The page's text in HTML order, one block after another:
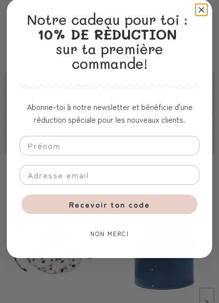
Livraison Rapide
Un emballage précieux
Description
Livraison
client corporel
Vous aimerez aussi
Notre cadeau pour toi :
10% DE RÈDUCTION
sur ta première
commande!
Abonne-toi à notre newsletter et bénéficie d'une
réduction spéciale pour les nouveaux clients.
Recevoir ton code
NON MERCI